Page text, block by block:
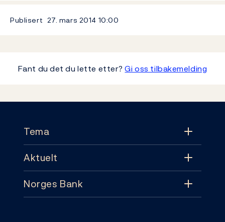
Publisert 27. mars 2014 10:00
Fant du det du lette etter?Gi oss tilbakemelding
Tema
Tema
Pengepolitikk
Aktuelt
Aktuelt
Norges Bank